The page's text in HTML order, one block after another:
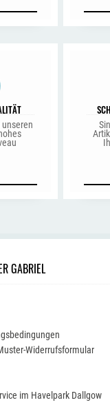
GABRIEL
Widerrufsformular
im Havelpark Dallgow